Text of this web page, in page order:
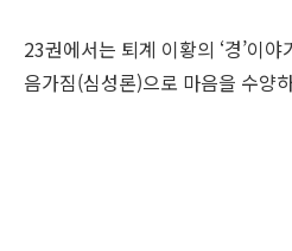
23권에서는 퇴계 이황의 ‘경’이
음가짐(심성론)으로 마음을 수양